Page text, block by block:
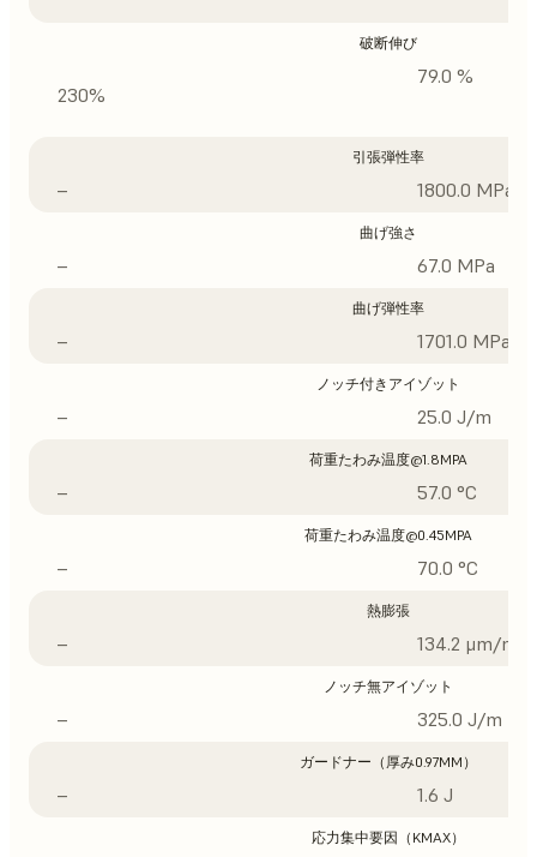
破断伸び
230%
79.0 %
引張弾性率
– 1800.0 MPa
曲げ強さ
– 67.0 MPa
曲げ弾性率
– 1701.0 MPa
ノッチ付きアイゾット
– 25.0 J/m
荷重たわみ温度@1.8MPA
– 57.0 °C
荷重たわみ温度@0.45MPA
– 70.0 °C
熱膨張
– 134.2 μm/m/
ノッチ無アイゾット
– 325.0 J/m
ガードナー（厚み0.97MM）
– 1.6 J
応力集中要因（KMAX）